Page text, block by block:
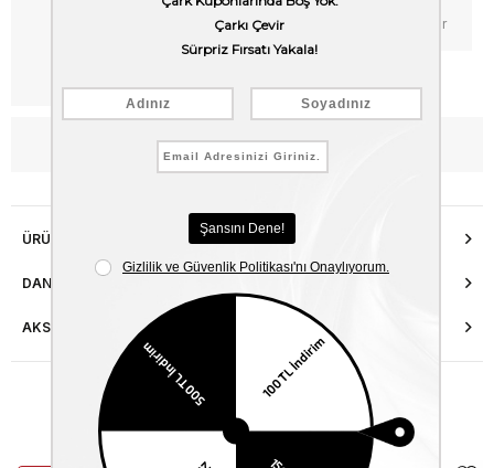
Fiyat Düşünce Haber Ver
WhatsApp’tan Bilgi Al
ÜRÜN ÖZELLIKLERI
DANIŞMA HATTI
AKSESUAR ONARIMI
Benzer Ürünler